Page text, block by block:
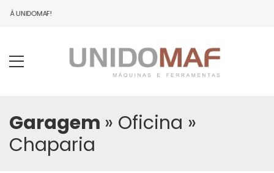
À UNIDOMAF!
Garagem » Oficina »
Chaparia